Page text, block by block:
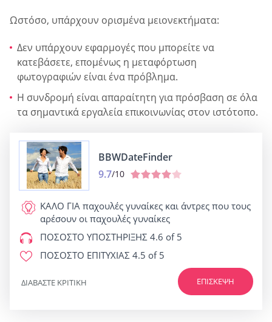
Ωστόσο, υπάρχουν ορισμένα μειονεκτήματα:
Δεν υπάρχουν εφαρμογές που μπορείτε να
κατεβάσετε, επομένως η μεταφόρτωση
φωτογραφιών είναι ένα πρόβλημα.
Η συνδρομή είναι απαραίτητη για πρόσβαση σε όλα
τα σημαντικά εργαλεία επικοινωνίας στον ιστότοπο.
BBWDateFinder
9.7/10
ΚΑΛΟ ΓΙΑ παχουλές γυναίκες και άντρες που τους
αρέσουν οι παχουλές γυναίκες
ΠΟΣΟΣΤΟ ΥΠΟΣΤΗΡΙΞΗΣ 4.6 of 5
ΠΟΣΟΣΤΟ ΕΠΙΤΥΧΙΑΣ 4.5 of 5
ΕΠΊΣΚΕΨΗ
ΔΙΑΒΆΣΤΕ ΚΡΙΤΙΚΉ